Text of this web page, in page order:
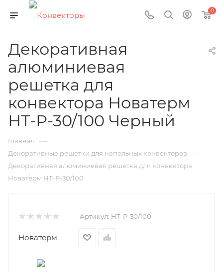
0
Декоративная
алюминиевая
решетка для
конвектора Новатерм
НТ-Р-30/100 Черный
Главная —
Декоративные решетки для напольных конвекторов —
Декоративная алюминиевая решетка для конвектора
Новатерм НТ-Р-30/100
Артикул: НТ-Р-30/100
Новатерм